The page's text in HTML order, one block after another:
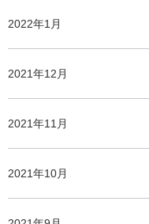
2022年1月
2021年12月
2021年11月
2021年10月